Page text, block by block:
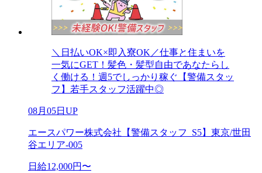
＼日払いOK×即入寮OK／仕事と住まいを
一気にGET！髪色・髪型自由であなたらし
く働ける！週5でしっかり稼ぐ【警備スタッ
フ】若手スタッフ活躍中◎
08月05日UP
エースパワー株式会社【警備スタッフ_S5】東京/世田
谷エリア-005
日給12,000円〜